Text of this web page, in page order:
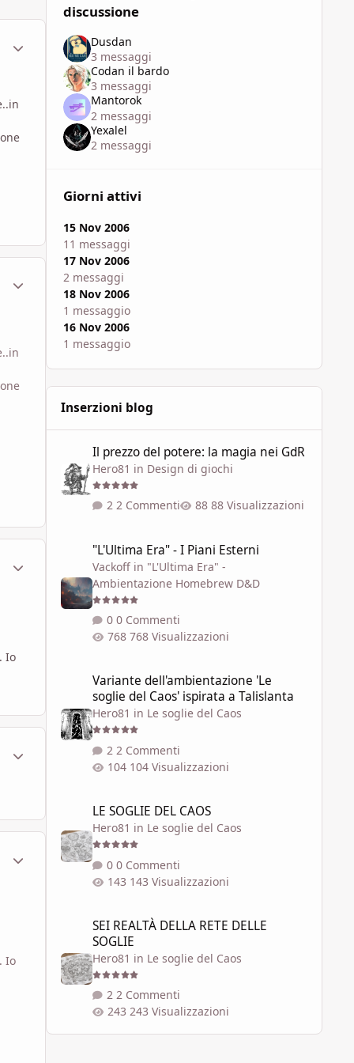
Statistiche Autore
Statistiche Autore
Statistiche Autore
Io
Statistiche Autore
Statistiche Autore
Io
discussione
Dusdan
3 messaggi
Codan il bardo
3 messaggi
Mantorok
2 messaggi
Yexalel
2 messaggi
Giorni attivi
15 Nov 2006
11 messaggi
17 Nov 2006
2 messaggi
18 Nov 2006
1 messaggio
16 Nov 2006
1 messaggio
Inserzioni blog
Il prezzo del potere: la magia nei GdR
Hero81 in Design di giochi
2 Commenti 88 Visualizzazioni
"L'Ultima Era" - I Piani Esterni
Vackoffin "L'Ultima Era" -
Ambientazione Homebrew D&D
0 Commenti
768 Visualizzazioni
Variante dell'ambientazione 'Le
soglie del Caos' ispirata a Talislanta
Hero81 in Le soglie del Caos
2 Commenti
104 Visualizzazioni
LE SOGLIE DEL CAOS
Hero81 in Le soglie del Caos
0 Commenti
143 Visualizzazioni
SEI REALTÀ DELLA RETE DELLE
SOGLIE
Hero81 in Le soglie del Caos
2 Commenti
243 Visualizzazioni